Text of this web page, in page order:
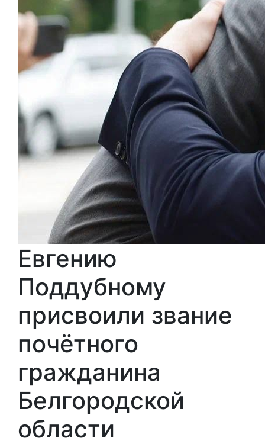
Евгению
Поддубному
присвоили звание
почётного
гражданина
Белгородской
области